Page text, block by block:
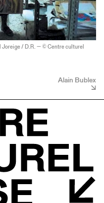
Joreige / D.R. — © Centre culturel
Alain Bublex